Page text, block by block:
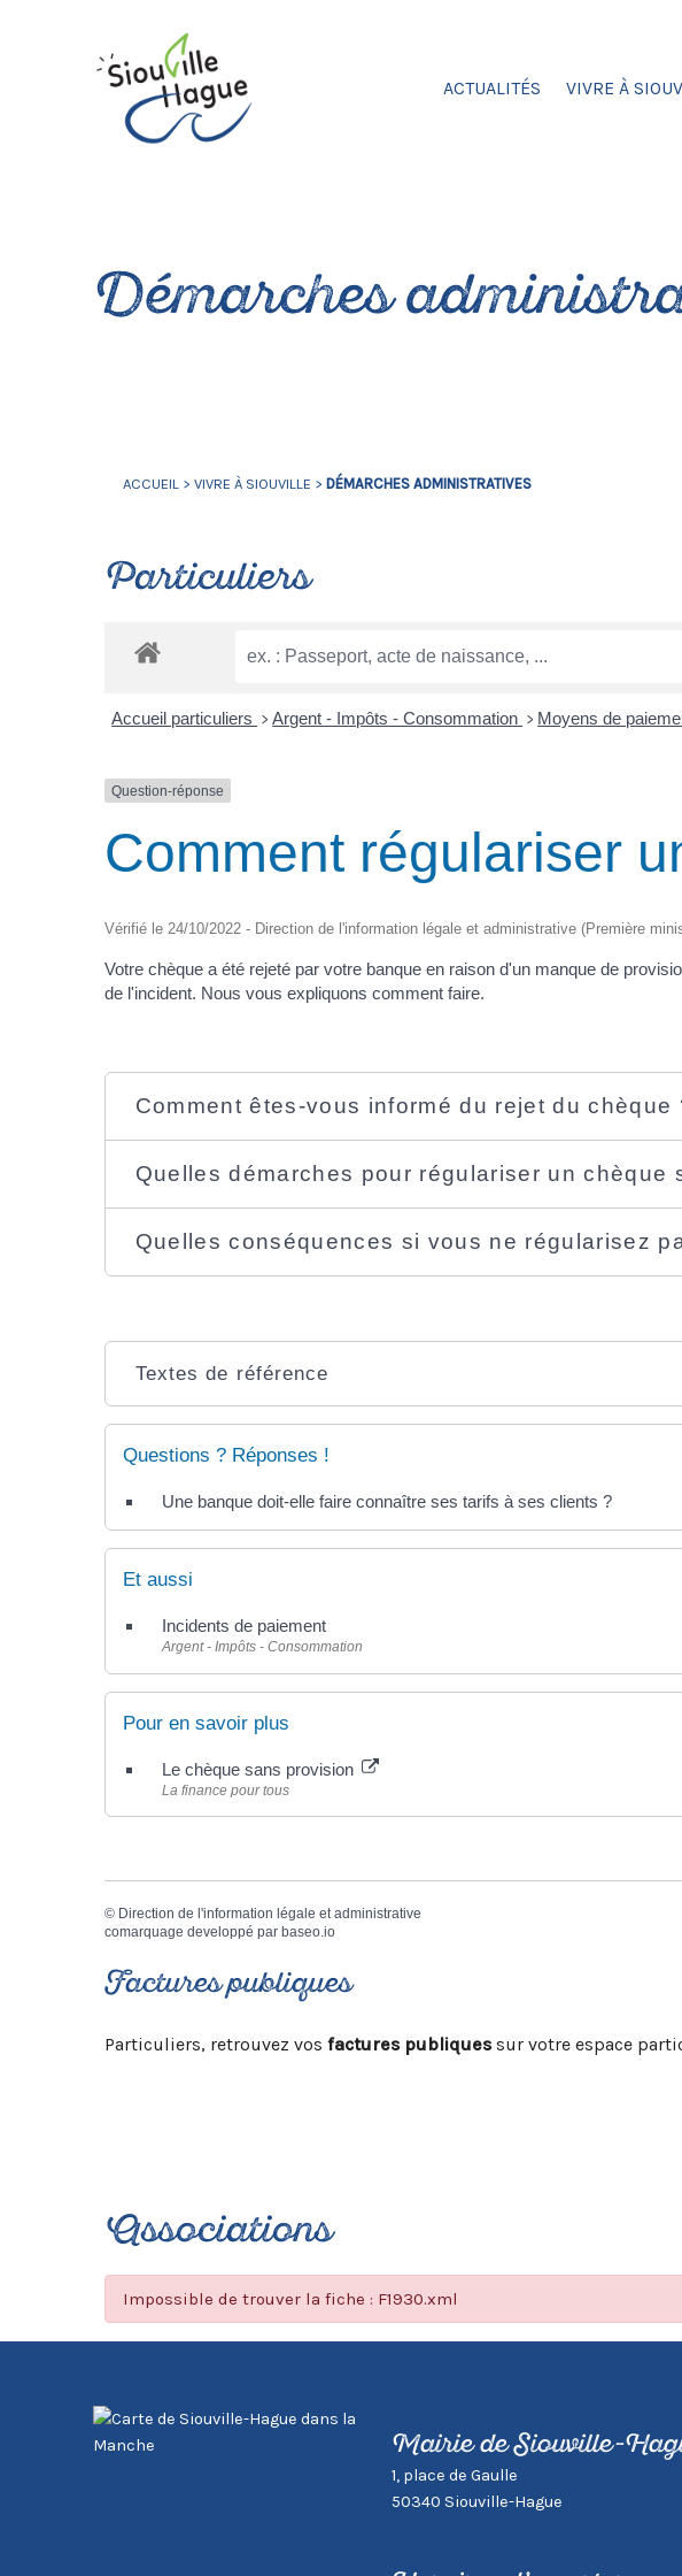
ACTUALITÉS VIVRE À
Démarches
ACCUEIL > VIVRE À SIOUVILLE > DÉMARCHES ADMINISTRATIVES
Particuliers
Accueil particuliers > Argent - Impôts - Consommation > Moyens de
Question-réponse
Comment régulariser
Vérifié le 24/10/2022 - Direction de l'information légale et administrative (Première
Votre chèque a été rejeté par votre banque en raison d'un manque de
de l'incident. Nous vous expliquons comment faire.
Comment êtes-vous informé du rejet du chèque
Quelles démarches pour régulariser un chèque
Quelles conséquences si vous ne régularisez
Textes de référence
Questions ? Réponses !
Une banque doit-elle faire connaître ses tarifs à ses clients ?
Et aussi
Incidents de paiement
Argent - Impôts - Consommation
Pour en savoir plus
Le chèque sans provision
La finance pour tous
© Direction de l'information légale et administrative
comarquage developpé par baseo.io
Factures publiques
Particuliers, retrouvez vos factures publiquessur votre espace
Associations
Impossible de trouver la fiche : F1930.xml
Mairie de Siouville-
1, place de Gaulle
50340 Siouville-Hague